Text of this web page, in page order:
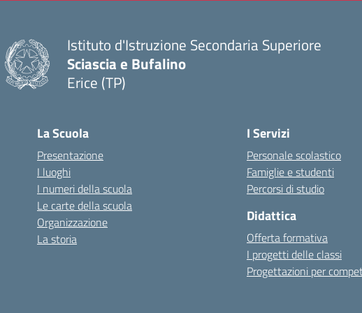
Istituto d'Istruzione Secondaria Superiore
Sciascia e Bufalino
Erice (TP)
La Scuola
Presentazione
I luoghi
I numeri della scuola
Le carte della scuola
Organizzazione
La storia
I Servizi
Personale scolastico
Famiglie e studenti
Percorsi di studio
Didattica
Offerta formativa
I progetti delle classi
Progettazioni per